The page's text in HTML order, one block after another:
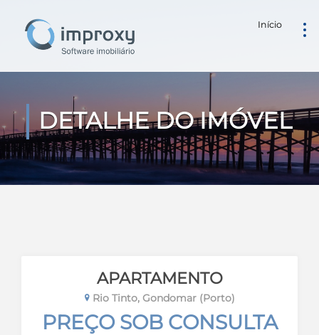
Início
DETALHE DO IMÓVEL
APARTAMENTO
Rio Tinto, Gondomar (Porto)
PREÇO SOB CONSULTA